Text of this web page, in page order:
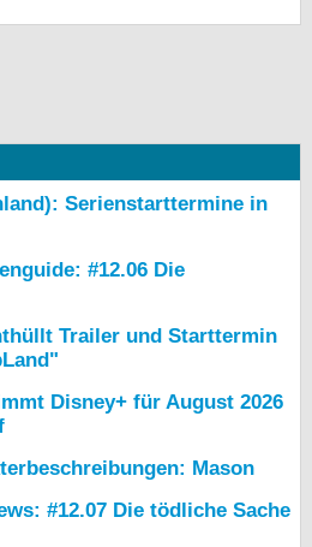
Serienstarttermine in
#12.06 Die
Trailer und Starttermin
Disney+ für August 2026
Mason
#12.07 Die tödliche Sache